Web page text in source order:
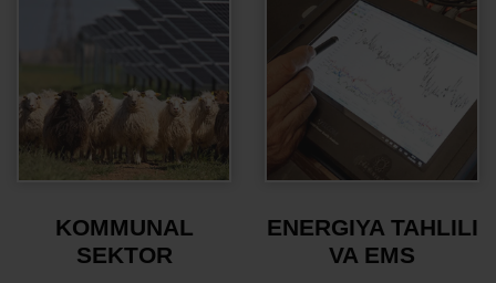
KOMMUNAL
SEKTOR
ENERGIYA TAHLILI
VA EMS